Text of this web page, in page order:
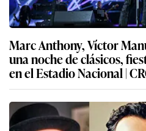
Marc Anthony, Víctor
una noche de clásicos,
en el Estadio Nacional |